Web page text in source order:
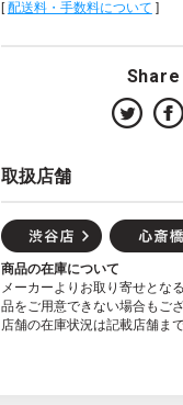
[配送料・手数料について ]
Share
取扱店舗
商品の在庫について
メーカーよりお取り寄せとな
品をご用意できない場合もござ
店舗の在庫状況は記載店舗ま